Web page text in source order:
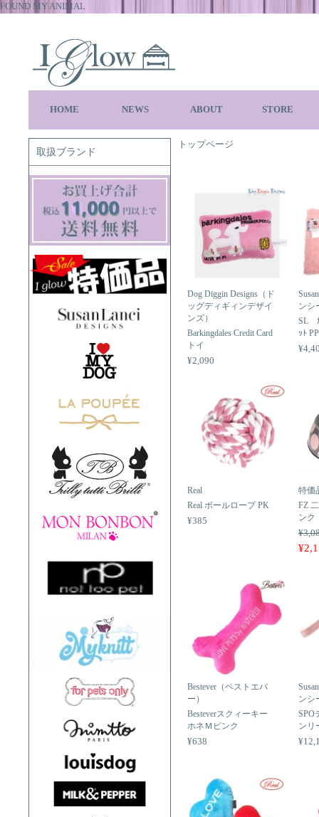
FOUND MY ANIMAL
HOME NEWS ABOUT STORE
取扱ブランド
トップページ
Dog Diggin Designs（ド
ッグディギィンデザイ
ンズ）
Barkingdales Credit Card
トイ
¥2,090
ンシ
SL ｶ
ｯﾄ
Real
Real ボールロープ PK
¥385
特価
FZ
ンク
Bestever（ベストエバ
ー）
Besteverスクィーキー
ホネＭピンク
¥638
ンシ
SPO
ンリ